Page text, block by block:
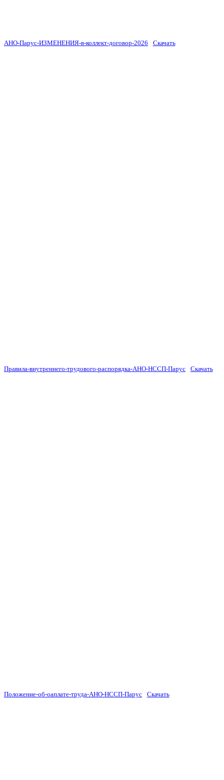
АНО-Парус-ИЗМЕНЕНИЯ-в-коллект-договор-2026 Скачать
Правила-внутреннего-трудового-распорядка-АНО-НССП-Парус Скачать
Положение-об-оаплате-труда-АНО-НССП-Парус Скачать